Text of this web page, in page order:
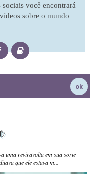
você encontrará
sobre o mundo
uma reviravolta em sua sorte
que ele estava m...